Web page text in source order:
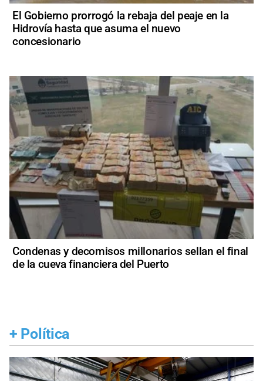
El Gobierno prorrogó la rebaja del peaje en la
Hidrovía hasta que asuma el nuevo
concesionario
Condenas y decomisos millonarios sellan el final
de la cueva financiera del Puerto
+ Política